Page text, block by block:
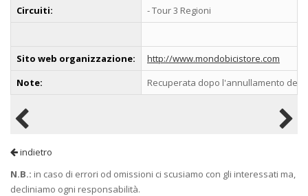
Circuiti: - Tour 3 Regioni
Sito web organizzazione:
http://www.mondobicistore.com
Note:
Recuperata dopo l'annullamento del
indietro
N.B.: in caso di errori od omissioni ci scusiamo con gli interessati ma,
decliniamo ogni responsabilità.